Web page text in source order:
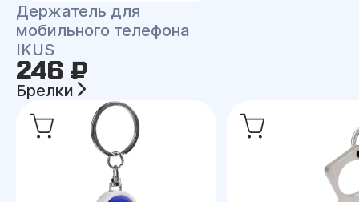
Держатель для
мобильного телефона
IKUS
246 ₽
Брелки